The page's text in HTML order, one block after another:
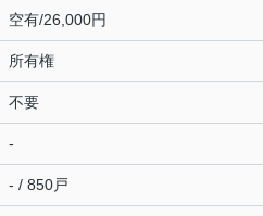
空有/26,000円
所有権
不要
-
- / 850戸